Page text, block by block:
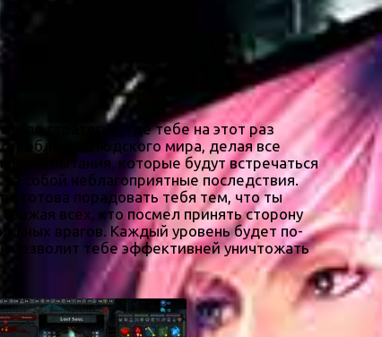
стратегии, где тебе на этот раз
людского мира, делая все
испытания, которые будут встречаться
собой неблагоприятные последствия.
готова порадовать тебя тем, что ты
всех, кто посмел принять сторону
врагов. Каждый уровень будет по-
позволит тебе эффективней уничтожать